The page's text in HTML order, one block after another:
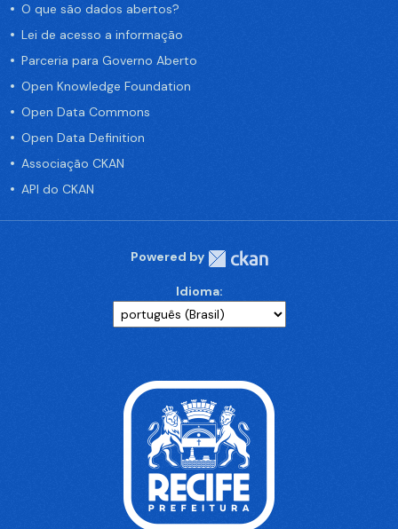
O que são dados abertos?
Lei de acesso a informação
Parceria para Governo Aberto
Open Knowledge Foundation
Open Data Commons
Open Data Definition
Associação CKAN
API do CKAN
Powered by
Idioma